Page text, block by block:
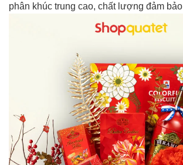
phân khúc trung cao, chất lượng đảm bảo